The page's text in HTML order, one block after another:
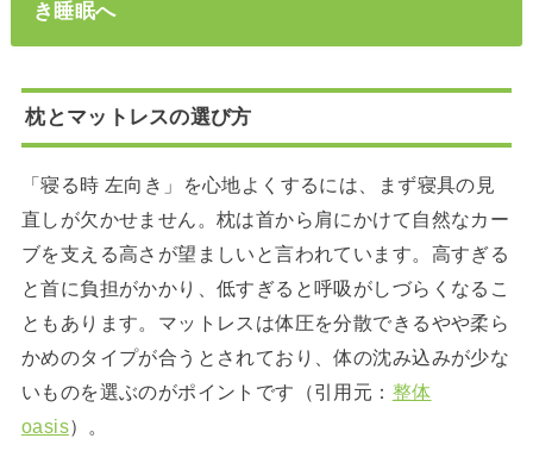
き睡眠へ
枕とマットレスの選び方
「寝る時 左向き」を心地よくするには、まず寝具の見
直しが欠かせません。枕は首から肩にかけて自然なカー
ブを支える高さが望ましいと言われています。高すぎる
と首に負担がかかり、低すぎると呼吸がしづらくなるこ
ともあります。マットレスは体圧を分散できるやや柔ら
かめのタイプが合うとされており、体の沈み込みが少な
いものを選ぶのがポイントです（引用元： 整体
oasis）。